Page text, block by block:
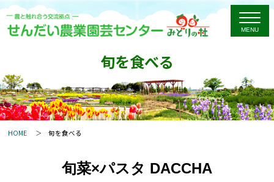
旬を食べる
HOME 旬を食べる
旬菜×パスタ DACCHA